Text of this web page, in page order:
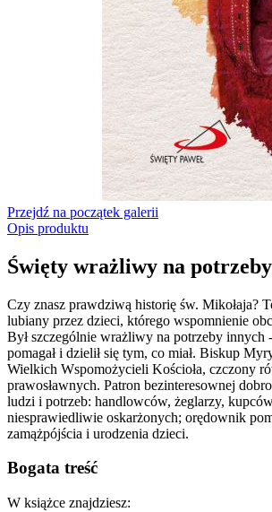
Przejdź na początek galerii
Opis produktu
Święty wrażliwy na
Czy znasz prawdziwą historię św. Mikołaja?
lubiany przez dzieci, którego wspomnienie
Był szczególnie wrażliwy na potrzeby innych
pomagał i dzielił się tym, co miał. Biskup
Wielkich Wspomożycieli Kościoła, czczony
prawosławnych. Patron bezinteresownej
ludzi i potrzeb: handlowców, żeglarzy,
niesprawiedliwie oskarżonych; orędownik
zamążpójścia i urodzenia dzieci.
Bogata treść
W książce znajdziesz: